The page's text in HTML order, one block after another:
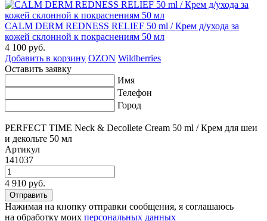
CALM DERM REDNESS RELIEF 50 ml / Крем д/ухода за
кожей склонной к покраснениям 50 мл
4 100 руб.
Добавить в корзину OZON Wildberries
Оставить заявку
Имя
Телефон
Город
PERFECT TIME Neck & Decollete Cream 50 ml / Крем для шеи
и декольте 50 мл
Артикул
141037
4 910 руб.
Нажимая на кнопку отправки сообщения, я соглашаюсь
на обработку моих персональных данных